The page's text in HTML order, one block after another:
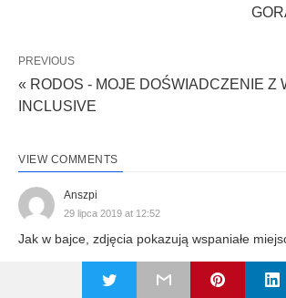
PREVIOUS
« RODOS - MOJE DOŚWIADCZENIE Z
INCLUSIVE
VIEW COMMENTS
Anszpi
29 lipca 2019 at 12:52
Jak w bajce, zdjęcia pokazują wspaniałe